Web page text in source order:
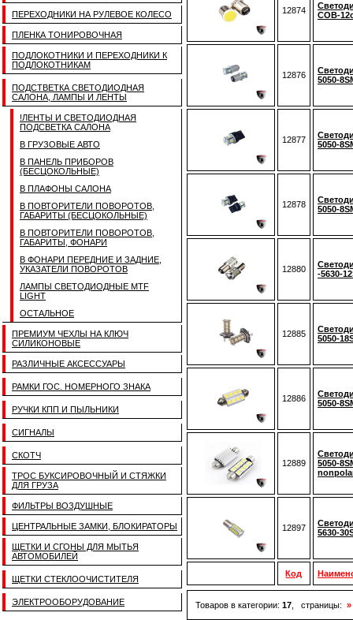
ПЕРЕХОДНИКИ НА РУЛЕВОЕ КОЛЕСО
ПЛЕНКА ТОНИРОВОЧНАЯ
ПОДЛОКОТНИКИ И ПЕРЕХОДНИКИ К
ПОДЛОКОТНИКАМ
ПОДСТВЕТКА СВЕТОДИОДНАЯ
САЛОНА, ЛАМПЫ И ЛЕНТЫ
!ЛЕНТЫ И СВЕТОДИОДНАЯ
ПОДСВЕТКА САЛОНА
В ГРУЗОВЫЕ АВТО
В ПАНЕЛЬ ПРИБОРОВ
(БЕСЦОКОЛЬНЫЕ)
В ПЛАФОНЫ САЛОНА
В ПОВТОРИТЕЛИ ПОВОРОТОВ,
ГАБАРИТЫ (БЕСЦОКОЛЬНЫЕ)
В ПОВТОРИТЕЛИ ПОВОРОТОВ,
ГАБАРИТЫ, ФОНАРИ
В ФОНАРИ ПЕРЕДНИЕ И ЗАДНИЕ,
УКАЗАТЕЛИ ПОВОРОТОВ
ЛАМПЫ СВЕТОДИОДНЫЕ MTF
LIGHT
ОСТАЛЬНОЕ
ПРЕМИУМ ЧЕХЛЫ НА КЛЮЧ
СИЛИКОНОВЫЕ
РАЗЛИЧНЫЕ АКСЕССУАРЫ
РАМКИ ГОС. НОМЕРНОГО ЗНАКА
РУЧКИ КПП И ПЫЛЬНИКИ
СИГНАЛЫ
СКОТЧ
ТРОС БУКСИРОВОЧНЫЙ И СТЯЖКИ
ДЛЯ ГРУЗА
ФИЛЬТРЫ ВОЗДУШНЫЕ
ЦЕНТРАЛЬНЫЕ ЗАМКИ, БЛОКИРАТОРЫ
ЩЕТКИ И СГОНЫ ДЛЯ МЫТЬЯ
АВТОМОБИЛЕЙ
ЩЕТКИ СТЕКЛООЧИСТИТЕЛЯ
ЭЛЕКТРООБОРУДОВАНИЕ
12874
COB-
12876
5050-
12877
5050-
12878
5050-
12880
-5630-
12885
5050-
12886
5050-
12889
5050-
12897
5630-
Код
Товаров в категории: 17 , страницы: »